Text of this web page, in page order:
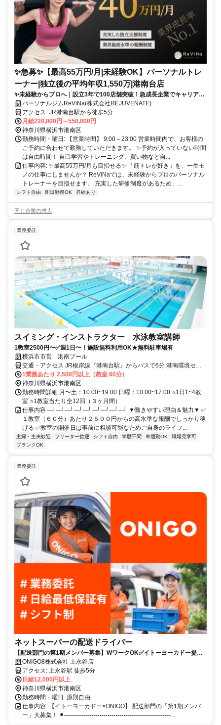
✨️急募✨️【最高55万円/月|未経験OK】パーソナルトレ
ーナー|独立後の平均年収1,550万|港南台店
✨未経験からプロへ｜設立3年で100店舗突破！急成長企業でキャリアア
ップパーソナルジムReViNa(株式会社REJUVENATE)
アクセス: JR港南台駅から徒歩5分
月給220,000円～550,000円
神奈川県横浜市港南区
勤務時間・曜日: 【営業時間】 9:00～23:00 営業時間内で、お客様の
ご予約に合わせて勤務していただきます。 ✨予約が入っていない時間
は自由時間！ 自己学習やトレーニング、買い物など自...
仕事内容: ✨最高55万円/月も目指せる✨ 「筋トレが好き」を、一生モ
ノの仕事にしませんか？ ReViNaでは、未経験からプロのパーソナル
トレーナーを目指せます。 充実した研修制度があるため、...
シフト自由 即日勤務OK 昇給あり
同じ企業の求人
業務委託
スイミング・インストラクター 水泳教室講師
1教室2500円〜✅週1日〜！施設無料利用OK★無料駐車場有
横浜市市営 港南プール
交通・アクセス JR根岸線『港南台駅』からバスで6分 港南環境セン
ター前下車徒歩1分
1業務あたり 2,500円以上（教室 60分）
神奈川県横浜市港南区
勤務時間詳細 月〜土：10:00~19:00 日曜：10:00~17:00 ⭐1日1~4教
室 ⭐1教室当たり全12回（３ヶ月間）
仕事内容 ─┘─┘─┘─┘─┘─┘─┘─┘─┘ ▼働きやすい理由＆魅力▼ ✅
１教室（６０分）あたり２５００円からの高水準な報酬でしっかり稼
げる ✅教室の開催日は事前に相談可能なためご自身のライフ...
主婦・主夫歓迎 フリーター歓迎 シフト自由 学歴不問 車通勤OK
職場見学可
ブランクOK
業務委託
ネットスーパーの配送ドライバー
【配送部門の第1期メンバー募集】WワークOK✅イトーヨーカドー提携
で安心体制
ONIGO8株式会社 上永谷店
アクセス: 上永谷駅 徒歩5分
日給12,000円以上
神奈川県横浜市港南区
勤務時間・曜日: 原則自由
仕事内容: 【イトーヨーカドー×ONIGO】 配送部門の「第1期メンバ
ー」大募集！ ⚫︎------------------------------------------------------...